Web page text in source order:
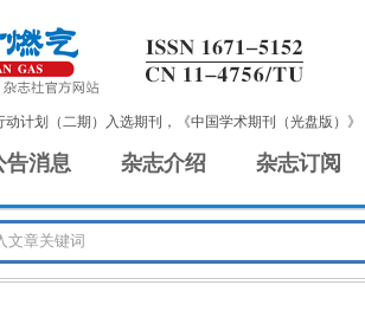
动计划（二期）入选期刊，《中国学术期刊（光盘版）
告消息 杂志介绍 杂志订阅